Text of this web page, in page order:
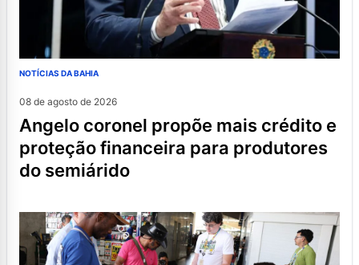
NOTÍCIAS DA BAHIA
08 de agosto de 2026
angelo coronel propõe mais crédito e
proteção financeira para produtores
do semiárido